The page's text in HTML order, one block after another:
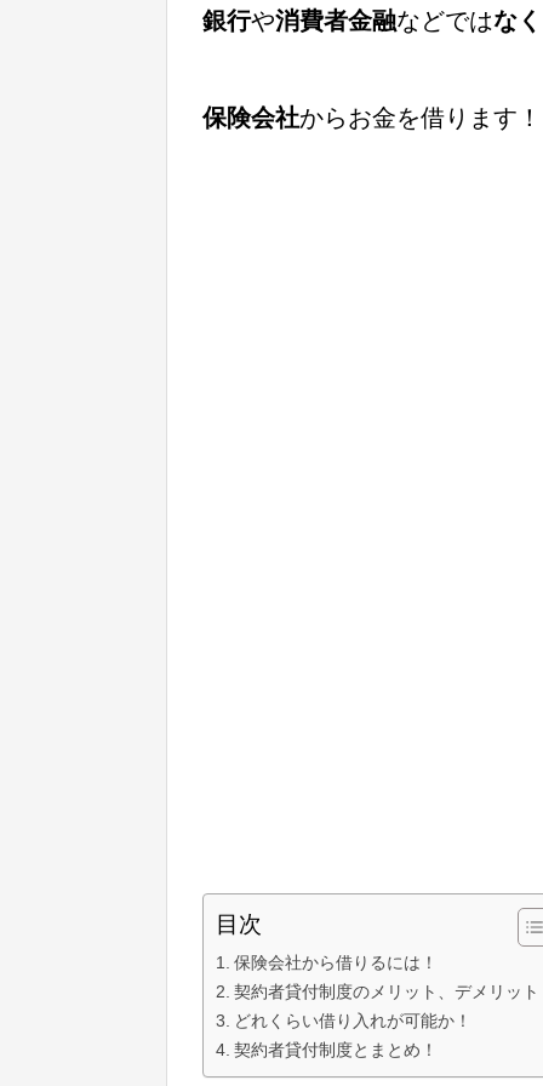
銀行や消費者金融などではなく
保険会社からお金を借ります！
目次
保険会社から借りるには！
契約者貸付制度のメリット、デメリット
どれくらい借り入れが可能か！
契約者貸付制度とまとめ！